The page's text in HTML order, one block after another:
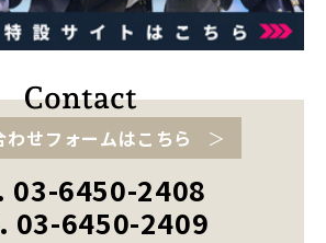
わせフォームはこちら
03-6450-2408
03-6450-2409